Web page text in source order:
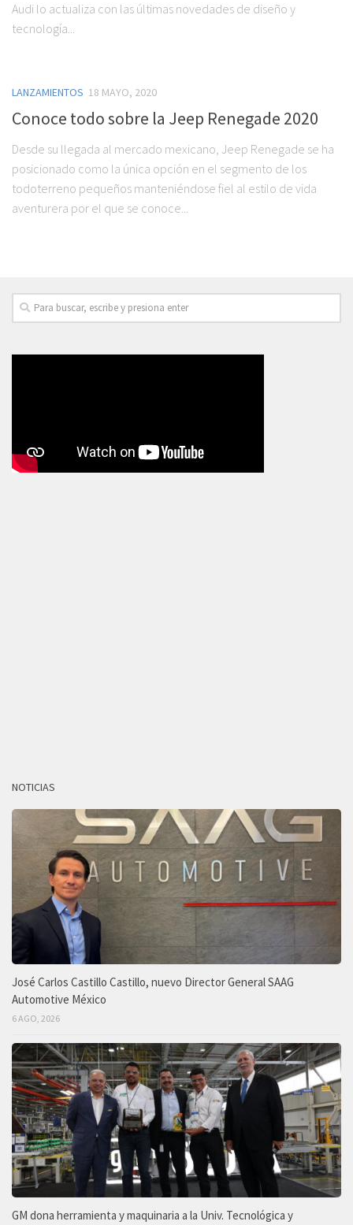
Audi lo actualiza con las últimas novedades de diseño y
tecnología...
LANZAMIENTOS 18 MAYO, 2020
Conoce todo sobre la Jeep Renegade 2020
Desde su llegada al mercado mexicano, Jeep Renegade se ha
posicionado como la única opción en el segmento de los
todoterreno pequeños manteniéndose fiel al estilo de vida
aventurera por el que se conoce...
NOTICIAS
José Carlos Castillo Castillo, nuevo Director General SAAG
Automotive México
6 AGO, 2026
GM dona herramienta y maquinaria a la Univ. Tecnológica y